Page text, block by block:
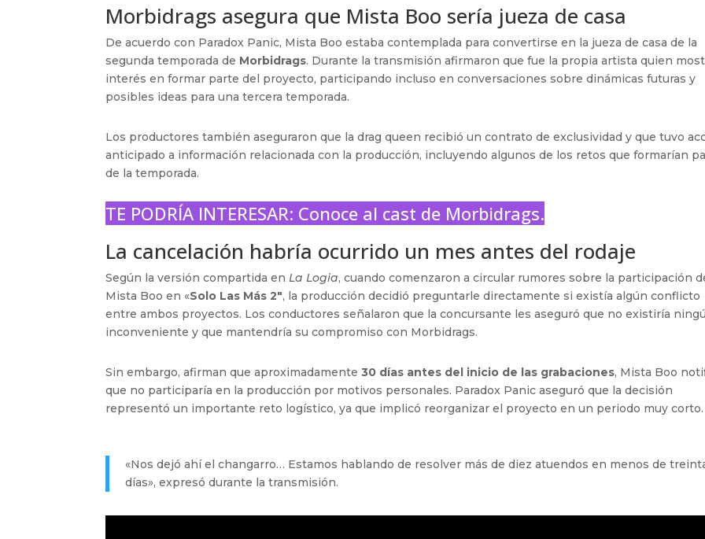
Morbidrags asegura que Mista Boo sería jueza de casa
De acuerdo con Paradox Panic, Mista Boo estaba contemplada para convertirse en la jueza de casa de la
segunda temporada de Morbidrags. Durante la transmisión afirmaron que fue la propia artista quien
interés en formar parte del proyecto, participando incluso en conversaciones sobre dinámicas futuras y
posibles ideas para una tercera temporada.
Los productores también aseguraron que la drag queen recibió un contrato de exclusividad y que tuvo
anticipado a información relacionada con la producción, incluyendo algunos de los retos que formarían
de la temporada.
TE PODRÍA INTERESAR: Conoce al cast de Morbidrags.
La cancelación habría ocurrido un mes antes del rodaje
Según la versión compartida enLa Logia, cuando comenzaron a circular rumores sobre la participación
Mista Boo en «Solo Las Más 2″, la producción decidió preguntarle directamente si existía algún conflicto
entre ambos proyectos. Los conductores señalaron que la concursante les aseguró que no existiría
inconveniente y que mantendría su compromiso con Morbidrags.
Sin embargo, afirman que aproximadamente30 días antes del inicio de las grabaciones, Mista Boo
que no participaría en la producción por motivos personales. Paradox Panic aseguró que la decisión
representó un importante reto logístico, ya que implicó reorganizar el proyecto en un periodo muy corto.
«Nos dejó ahí el changarro… Estamos hablando de resolver más de diez atuendos en menos de
días», expresó durante la transmisión.